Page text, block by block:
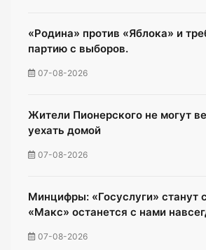
«Родина» против «Яблока» и
партию с выборов.
07-08-2026
Жители Пионерского не могут
уехать домой
07-08-2026
Минцифры: «Госуслуги» станут
«Макс» останется с нами
07-08-2026